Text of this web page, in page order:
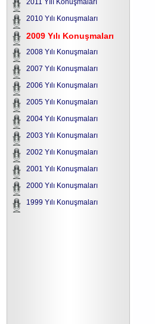
2011 Yılı Konuşmaları
2010 Yılı Konuşmaları
2009 Yılı Konuşmaları
2008 Yılı Konuşmaları
2007 Yılı Konuşmaları
2006 Yılı Konuşmaları
2005 Yılı Konuşmaları
2004 Yılı Konuşmaları
2003 Yılı Konuşmaları
2002 Yılı Konuşmaları
2001 Yılı Konuşmaları
2000 Yılı Konuşmaları
1999 Yılı Konuşmaları